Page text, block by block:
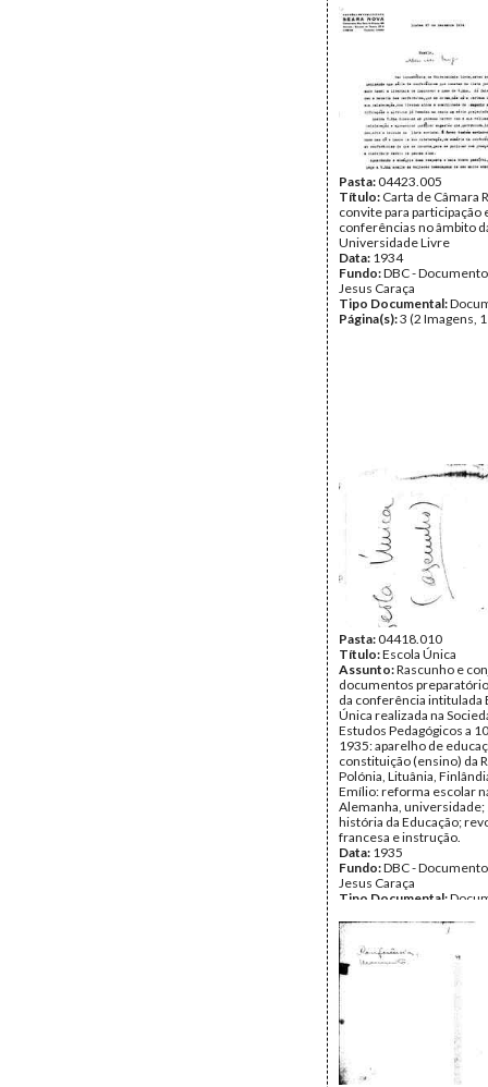
Pasta:04423.005
Título: Carta de Câmara
convite para participação
conferências no âmbito
Universidade Livre
Data: 1934
Fundo:DBC -
Jesus Caraça
Tipo Documental:
Página(s):3 (2 Imagens,
Pasta:04418.010
Título:Escola Única
Assunto:Rascunho e
documentos
da conferência intitulada
Única realizada na
Estudos Pedagógicos a
1935: aparelho de
constituição (ensino) da
Polónia, Lituânia,
Emílio: reforma escolar
Alemanha, universidade;
história da Educação;
francesa e instrução.
Data: 1935
Fundo:DBC -
Jesus Caraça
Tipo Documental: